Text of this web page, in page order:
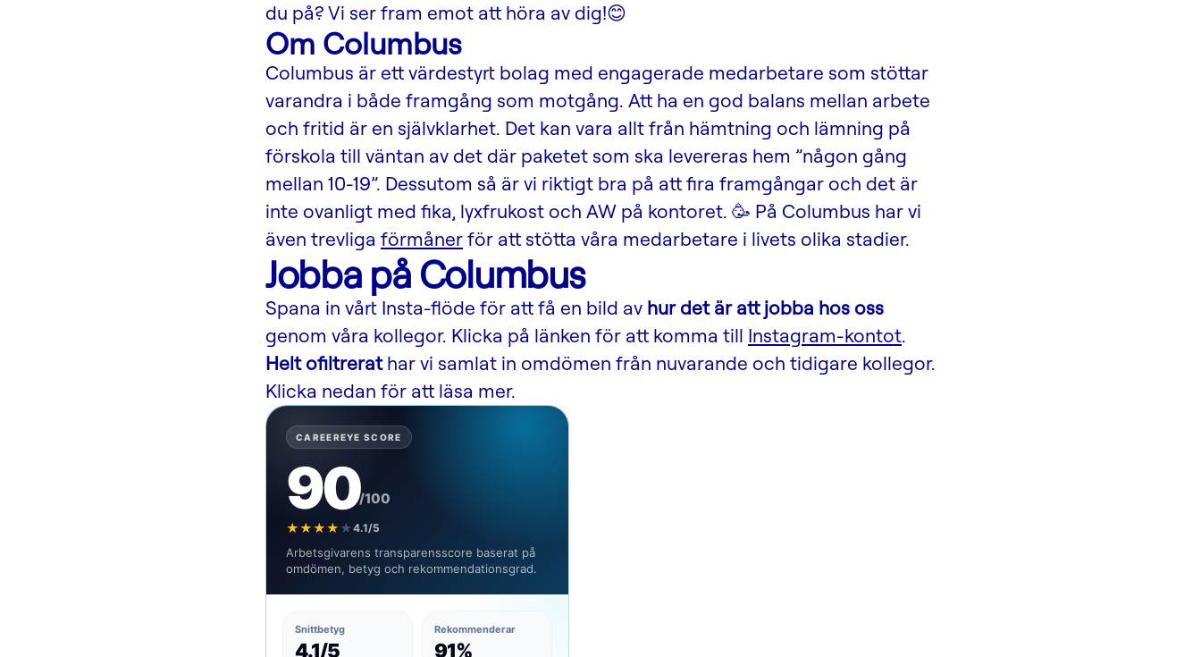
du på? Vi ser fram emot att höra av dig!😊
Om Columbus
Columbus är ett värdestyrt bolag med engagerade medarbetare som stöttar
varandra i både framgång som motgång. Att ha en god balans mellan arbete
och fritid är en självklarhet. Det kan vara allt från hämtning och lämning på
förskola till väntan av det där paketet som ska levereras hem ”någon gång
mellan 10-19”. Dessutom så är vi riktigt bra på att fira framgångar och det är
inte ovanligt med fika, lyxfrukost och AW på kontoret. 🥳 På Columbus har vi
även trevliga förmånerför att stötta våra medarbetare i livets olika stadier.
Jobba på Columbus
Spana in vårt Insta-flöde för att få en bild av hur det är att jobba hos oss
genom våra kollegor. Klicka på länken för att komma till Instagram-kontot.
Helt ofiltrerathar vi samlat in omdömen från nuvarande och tidigare kollegor.
Klicka nedan för att läsa mer.